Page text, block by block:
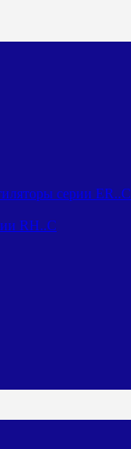
серии ER..C
RH..C